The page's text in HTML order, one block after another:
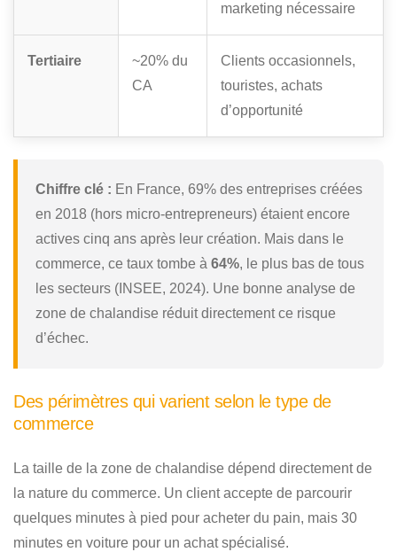
marketing nécessaire
Tertiaire
~20% du
CA
Clients occasionnels,
touristes, achats
d’opportunité
Chiffre clé : En France, 69% des entreprises créées
en 2018 (hors micro-entrepreneurs) étaient encore
actives cinq ans après leur création. Mais dans le
commerce, ce taux tombe à 64%, le plus bas de tous
les secteurs (INSEE, 2024). Une bonne analyse de
zone de chalandise réduit directement ce risque
d’échec.
Des périmètres qui varient selon le type de
commerce
La taille de la zone de chalandise dépend directement de
la nature du commerce. Un client accepte de parcourir
quelques minutes à pied pour acheter du pain, mais 30
minutes en voiture pour un achat spécialisé.